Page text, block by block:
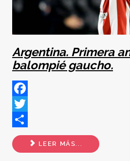
Argentina. Primera
balompié gaucho.
Facebook
Twitter
Share
LEER MÁS...